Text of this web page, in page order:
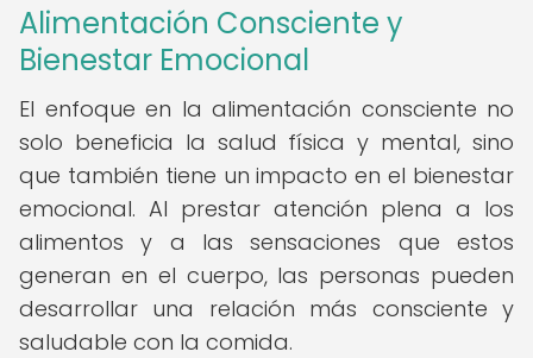
Alimentación Consciente y
Bienestar Emocional
El enfoque en la alimentación consciente no
solo beneficia la salud física y mental, sino
que también tiene un impacto en el bienestar
emocional. Al prestar atención plena a los
alimentos y a las sensaciones que estos
generan en el cuerpo, las personas pueden
desarrollar una relación más consciente y
saludable con la comida.